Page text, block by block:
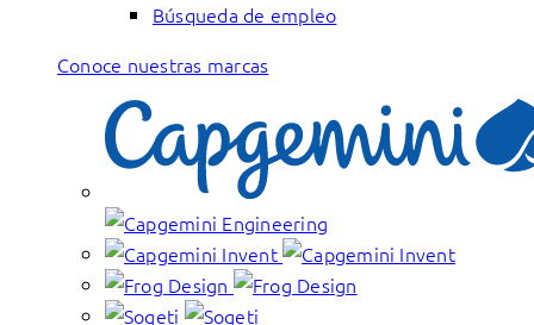
Búsqueda de empleo
Conoce nuestras marcas